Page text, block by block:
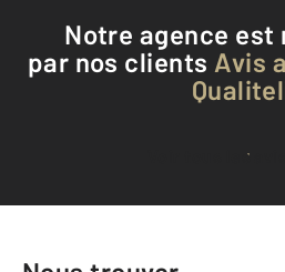
Notre agence
par nos clients Avis
Voir tous les